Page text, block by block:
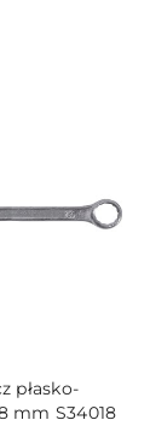
płasko-
mm S34018
KOSZYKA